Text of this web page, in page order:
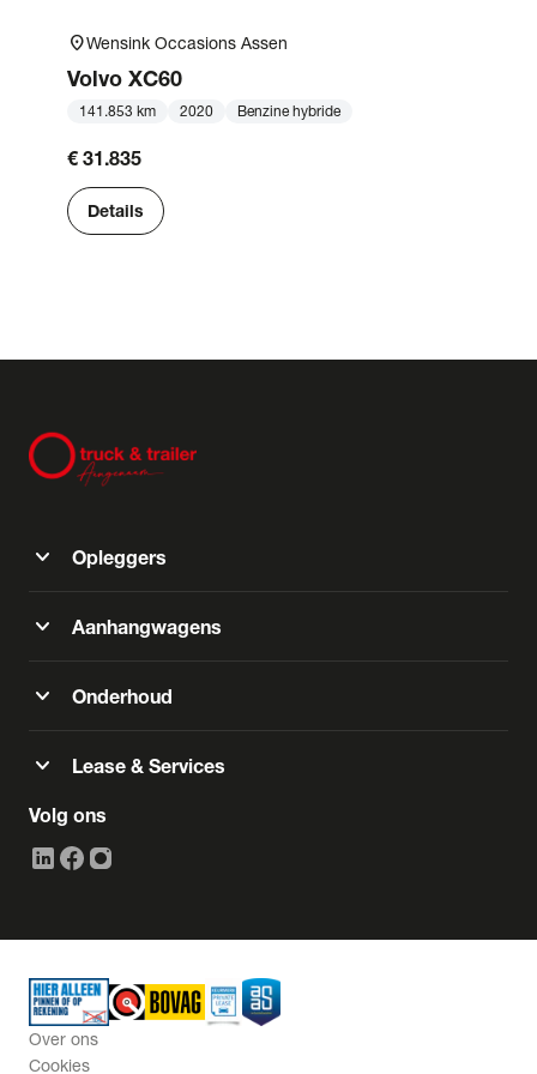
location_onWensink Occasions Assen
Volvo XC60
141.853 km 2020 Benzine hybride
€ 31.835
Details
expand_more Opleggers
expand_more Aanhangwagens
expand_more Onderhoud
expand_more Lease & Services
Volg ons
Over ons
Cookies